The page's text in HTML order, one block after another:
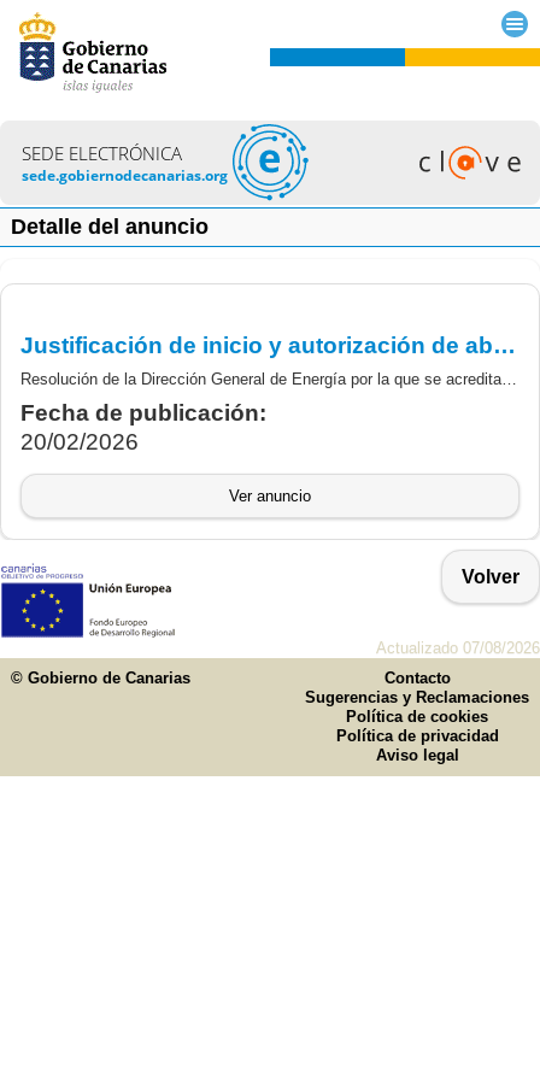
SEDE ELECTRÓNICA
sede.gobiernodecanarias.org
Detalle del anuncio
Justificación de inicio y autorización de abono anticipado de la convocatoria de subvenciones destinadas al fomento de la generación fotovoltaica en espacios antropizados.
Resolución de la Dirección General de Energía por la que se acredita la justificación de inicio y autorización de abono anticipado de las subvenciones derivadas de la Orden 199/2024 de 27 de Agosto del Consejero de Transición Ecológica y Energía, por la que se establecen las bases reguladoras y la convocatoria de subvenciones en régimen de concurrencia no competitiva para las ayudas destinadas al fomento de la generación fotovoltaica en espacios antropizados, en el marco de la estrategia de energía sostenible en las Islas Canarias (Programa 8, Línea1), con cargo al instrumento de financiación Europeo Fondos “Next Generation EU”, del Plan de Recuperación, Transformación y Resiliencia (Componente 7,Inversión 2).
Fecha de publicación:
20/02/2026
Ver anuncio
Volver
Actualizado 07/08/2026
© Gobierno de Canarias
Contacto
Sugerencias y Reclamaciones
Política de cookies
Política de privacidad
Aviso legal